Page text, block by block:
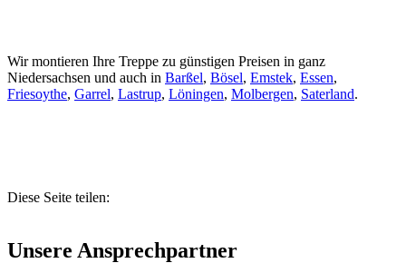
Wir montieren Ihre Treppe zu günstigen Preisen in ganz
Niedersachsen und auch in Barßel, Bösel, Emstek, Essen,
Friesoythe, Garrel, Lastrup, Löningen, Molbergen, Saterland.
Diese Seite teilen:
Unsere Ansprechpartner